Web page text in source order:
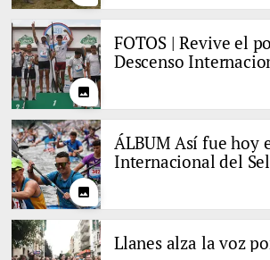
photo
FOTOS | Revive el
Descenso
photo
ÁLBUM Así fue hoy
Internacional del
Llanes alza la voz